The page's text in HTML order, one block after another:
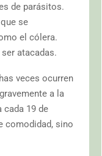
de parásitos.
se
el cólera.
atacadas.
veces ocurren
a la
cada 19 de
comodidad, sino